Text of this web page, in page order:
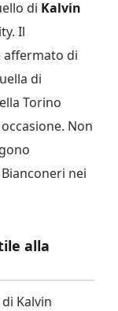
di Kalvin
Il
affermato di
di
Torino
Non
nei
alla
Kalvin